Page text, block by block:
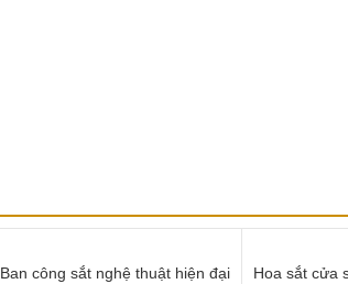
Ban công sắt nghệ thuật hiện đại
Hoa sắt cửa